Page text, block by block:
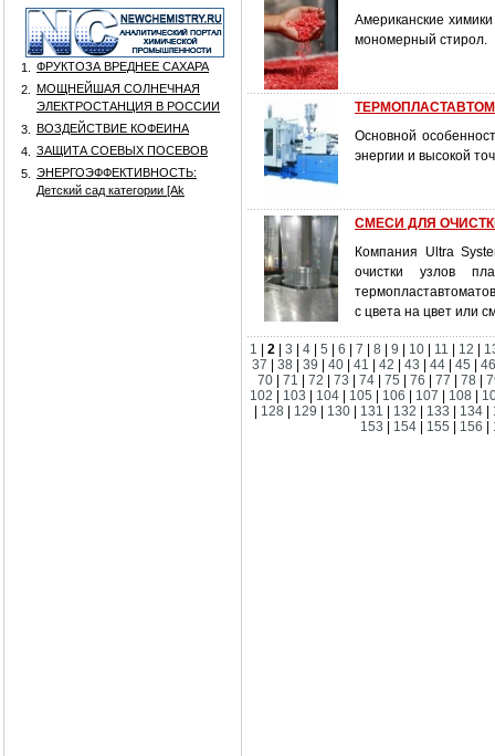
1.
ФРУКТОЗА ВРЕДНЕЕ САХАРА
2.
МОЩНЕЙШАЯ СОЛНЕЧНАЯ
ЭЛЕКТРОСТАНЦИЯ В РОССИИ
3.
ВОЗДЕЙСТВИЕ КОФЕИНА
4.
ЗАЩИТА СОЕВЫХ ПОСЕВОВ
5.
ЭНЕРГОЭФФЕКТИВНОСТЬ:
Детский сад категории [Аk
Американские
мономерный стирол.
Основной
энергии и высокой
СМЕСИ ДЛЯ
Компания Ultra
очистки узлов
с цвета на цвет или
1 2 3 4 5 6 7 8 9 10 11 12
37
|38 |39 |40 |41 |42 |43 |44 |45 |
70
71 72 73 74 75 76 77 78
102
103 104 105 106 107 108
128 129 130 131 132 133 134
153
154 155 156